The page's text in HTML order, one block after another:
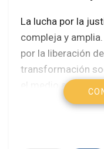
La lucha por la
compleja y
por la liberación
transformación
el medio
ríos y el aire no